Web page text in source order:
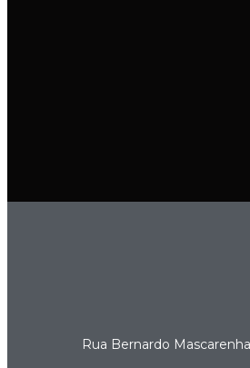
Rua Bernardo